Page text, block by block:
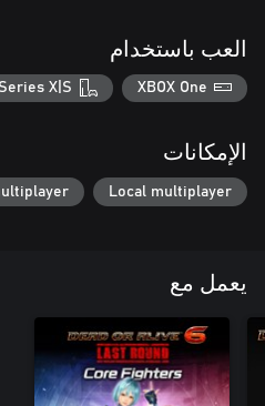
العب باستخدام
XBOX One
X|S
الإمكانات
Local multiplayer
يعمل مع